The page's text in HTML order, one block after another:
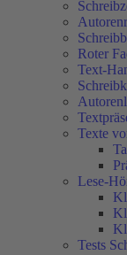
Roter
Text-
Texte
Lese-
Tests